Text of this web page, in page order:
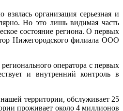
организация серьезная и
Но это лишь видимая часть
состояние региона. О первых
Нижегородского филиала ООО
оператора с первых
и внутренний контроль в
территории, обслуживает 25
проживает около 4 миллионов